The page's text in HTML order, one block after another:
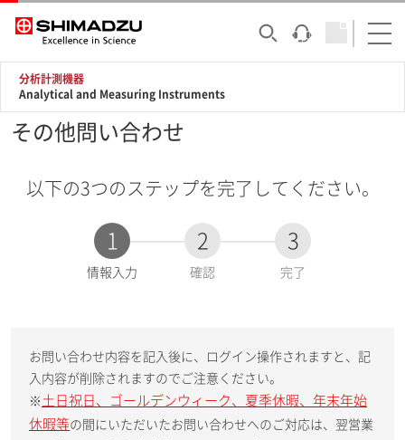
分析計測機器
Analytical and Measuring Instruments
その他問い合わせ
以下の3つのステップを完了してください。
1
現
情報入力
2
確認
3
完了
お問い合わせ内容を記入後に、ログイン操作されますと、記
入内容が削除されますのでご注意ください。
※ 土日祝日、ゴールデンウィーク、夏季休暇、年末年始
休暇等の間にいただいたお問い合わせへのご対応は、翌営業